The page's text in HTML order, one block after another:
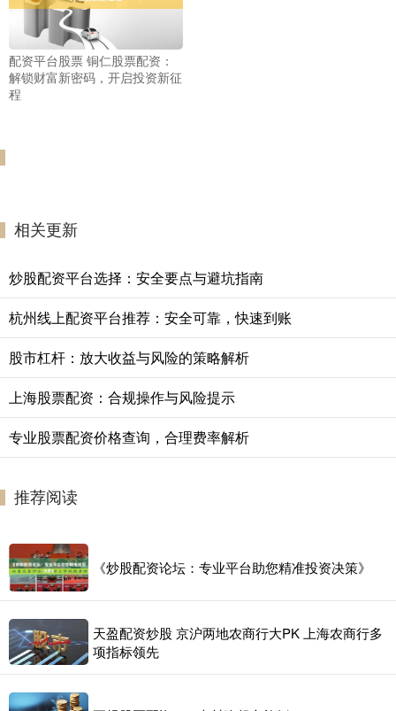
配资平台股票 铜仁股票配资：
解锁财富新密码，开启投资新征
程
相关更新
炒股配资平台选择：安全要点与避坑指南
杭州线上配资平台推荐：安全可靠，快速到账
股市杠杆：放大收益与风险的策略解析
上海股票配资：合规操作与风险提示
专业股票配资价格查询，合理费率解析
推荐阅读
《炒股配资论坛：专业平台助您精准投资决策》
天盈配资炒股 京沪两地农商行大PK 上海农商行多
项指标领先